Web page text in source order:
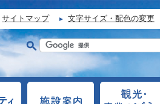
サイトマップ 文字サイズ・配色の変更